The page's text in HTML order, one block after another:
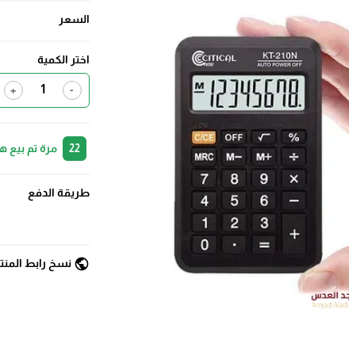
السعر
اختر الكمية
-
+
22 مرة تم بيع
طريقة الدفع
public نسخ رابط